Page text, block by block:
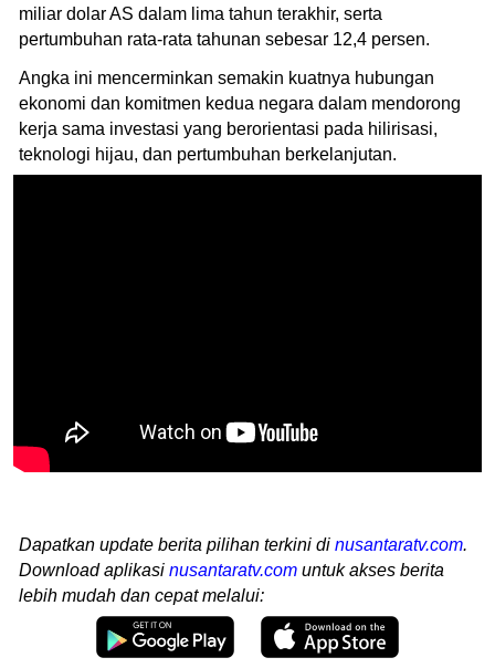
miliar dolar AS dalam lima tahun terakhir, serta
pertumbuhan rata-rata tahunan sebesar 12,4 persen.
Angka ini mencerminkan semakin kuatnya hubungan
ekonomi dan komitmen kedua negara dalam mendorong
kerja sama investasi yang berorientasi pada hilirisasi,
teknologi hijau, dan pertumbuhan berkelanjutan.
Dapatkan update berita pilihan terkini di nusantaratv.com.
Download aplikasi nusantaratv.com untuk akses berita
lebih mudah dan cepat melalui: